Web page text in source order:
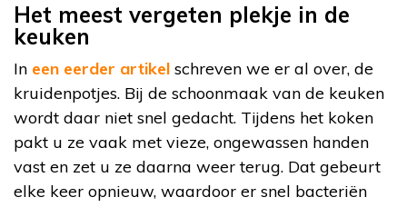
Het meest vergeten plekje in de
keuken
In een eerder artikel schreven we er al over, de
kruidenpotjes. Bij de schoonmaak van de keuken
wordt daar niet snel gedacht. Tijdens het koken
pakt u ze vaak met vieze, ongewassen handen
vast en zet u ze daarna weer terug. Dat gebeurt
elke keer opnieuw, waardoor er snel bacteriën